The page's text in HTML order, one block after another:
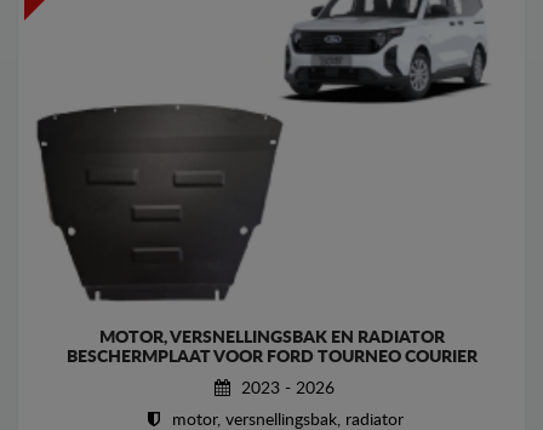
MOTOR, VERSNELLINGSBAK EN RADIATOR
BESCHERMPLAAT VOOR FORD TOURNEO COURIER
2023 - 2026
motor, versnellingsbak, radiator